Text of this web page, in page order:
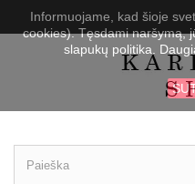
Informuojame, kad šioje
cookies). Tęsdami naršymą,
slapukų politika.